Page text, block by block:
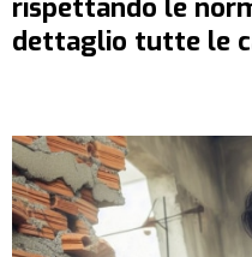
rispettando le
dettaglio tutte le